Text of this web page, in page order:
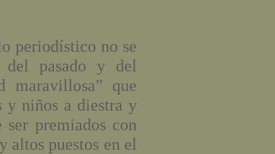
periodístico no se
del pasado y del
maravillosa” que
y niños a diestra y
premiados con
altos puestos en el